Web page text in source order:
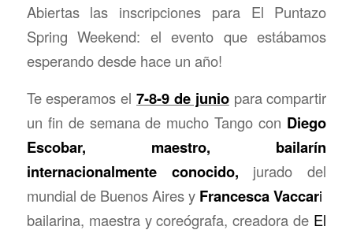
Abiertas las inscripciones para El Puntazo
Spring Weekend: el evento que estábamos
esperando desde hace un año!
Te esperamos el7-8-9 de juniopara compartir
un fin de semana de mucho Tango con Diego
Escobar, maestro, bailarín
internacionalmente conocido, jurado del
mundial de Buenos Aires y Francesca Vaccari
bailarina, maestra y coreógrafa, creadora de El